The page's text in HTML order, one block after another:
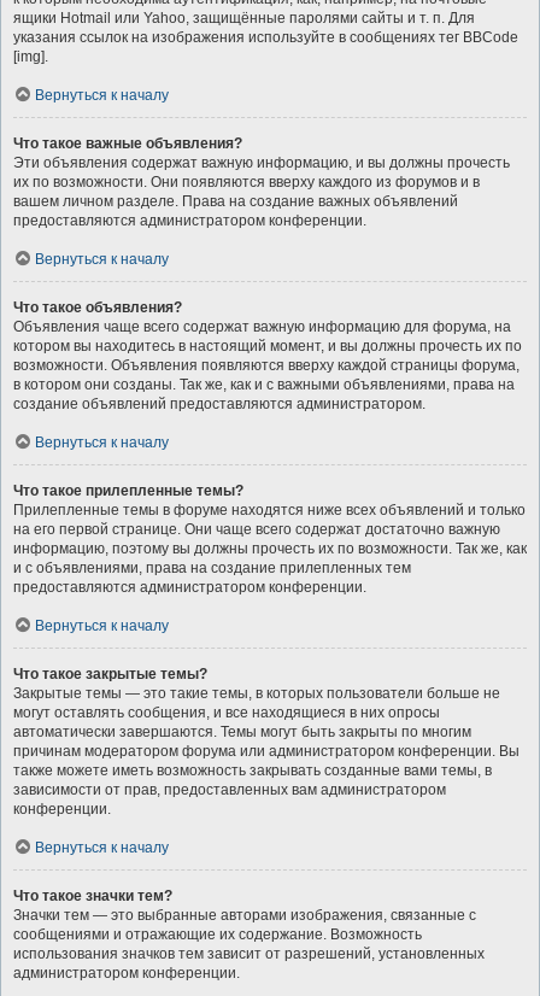
ящики Hotmail или Yahoo, защищённые паролями сайты и т. п. Для
указания ссылок на изображения используйте в сообщениях тег BBCode
[img].
Вернуться к началу
Что такое важные объявления?
Эти объявления содержат важную информацию, и вы должны прочесть
их по возможности. Они появляются вверху каждого из форумов и в
вашем личном разделе. Права на создание важных объявлений
предоставляются администратором конференции.
Вернуться к началу
Что такое объявления?
Объявления чаще всего содержат важную информацию для форума, на
котором вы находитесь в настоящий момент, и вы должны прочесть их по
возможности. Объявления появляются вверху каждой страницы форума,
в котором они созданы. Так же, как и с важными объявлениями, права на
создание объявлений предоставляются администратором.
Вернуться к началу
Что такое прилепленные темы?
Прилепленные темы в форуме находятся ниже всех объявлений и только
на его первой странице. Они чаще всего содержат достаточно важную
информацию, поэтому вы должны прочесть их по возможности. Так же, как
и с объявлениями, права на создание прилепленных тем
предоставляются администратором конференции.
Вернуться к началу
Что такое закрытые темы?
Закрытые темы — это такие темы, в которых пользователи больше не
могут оставлять сообщения, и все находящиеся в них опросы
автоматически завершаются. Темы могут быть закрыты по многим
причинам модератором форума или администратором конференции. Вы
также можете иметь возможность закрывать созданные вами темы, в
зависимости от прав, предоставленных вам администратором
конференции.
Вернуться к началу
Что такое значки тем?
Значки тем — это выбранные авторами изображения, связанные с
сообщениями и отражающие их содержание. Возможность
использования значков тем зависит от разрешений, установленных
администратором конференции.